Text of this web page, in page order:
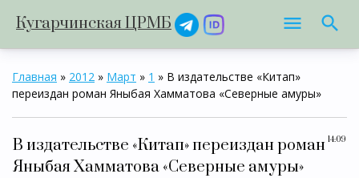
Кугарчинская ЦРМБ
Главная » 2012 » Март » 1 » В издательстве «Китап»
переиздан роман Яныбая Хамматова «Северные амуры»
14:09
В издательстве «Китап» переиздан роман
Яныбая Хамматова «Северные амуры»